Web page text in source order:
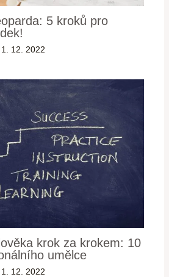
5 kroků pro
1. 12. 2022
krok za krokem: 10
umělce
1. 12. 2022